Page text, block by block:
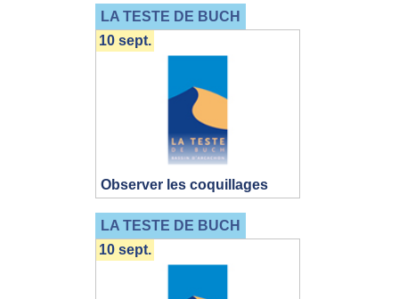
LA TESTE DE BUCH
Observer les coquillages
10 sept.
LA TESTE DE BUCH
10 sept.